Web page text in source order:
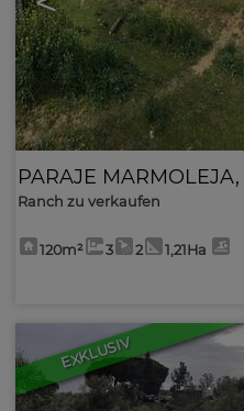
PARAJE MARMOLEJA,
Ranch zu verkaufen
120m² 3 2 1,21Ha
EXKLUSIV